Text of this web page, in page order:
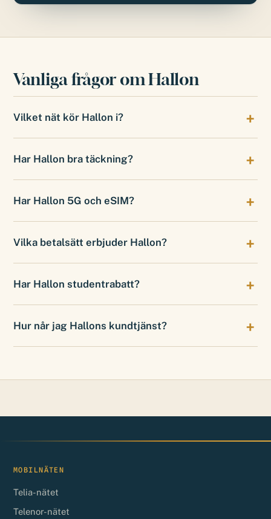
Vanliga frågor om Hallon
Vilket nät kör Hallon i?
Har Hallon bra täckning?
Har Hallon 5G och eSIM?
Vilka betalsätt erbjuder Hallon?
Har Hallon studentrabatt?
Hur når jag Hallons kundtjänst?
MOBILNÄTEN
Telia-nätet
Telenor-nätet